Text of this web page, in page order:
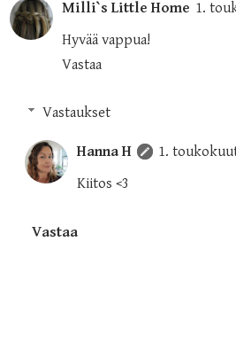
Milli`s Little Home 1.
Hyvää vappua!
Vastaa
Vastaukset
Hanna H
1.
Kiitos <3
Vastaa